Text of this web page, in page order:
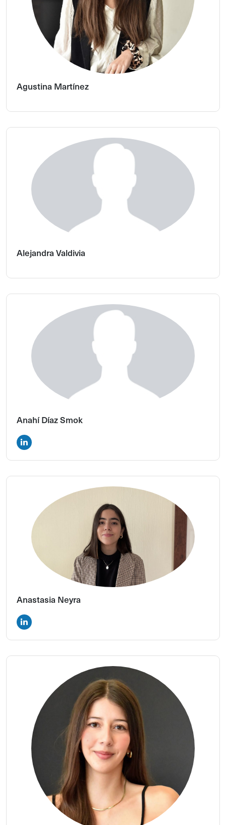
Agustina Martínez
Alejandra Valdivia
Anahí Díaz Smok
Anastasia Neyra